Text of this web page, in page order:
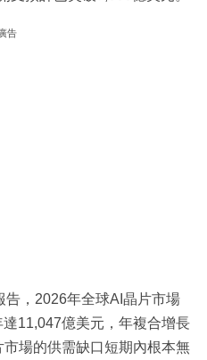
告
，2026年全球AI晶片市場
11,047億美元，年複合增長
場的供需缺口短期內根本無